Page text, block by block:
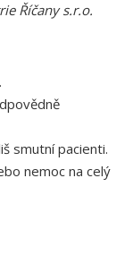
Říčany s.r.o.
smutní pacienti.
nemoc na celý